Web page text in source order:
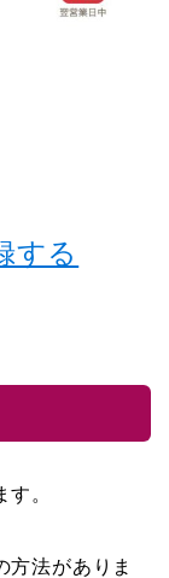
する
。
方法がありま